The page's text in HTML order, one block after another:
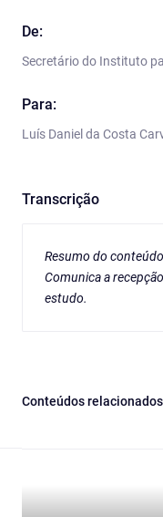
De:
Secretário do Instituto
Para:
Luís Daniel da Costa
Transcrição
Resumo do
Comunica a
estudo.
Conteúdos relacionados